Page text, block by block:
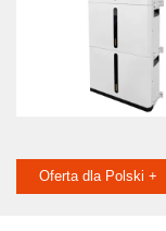
Oferta dla Polski +